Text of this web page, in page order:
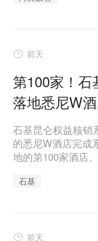
前天
第100家！
落地悉尼W
石基昆仑权益核销
的悉尼W酒店完成
地的第100家酒店。
石基
前天